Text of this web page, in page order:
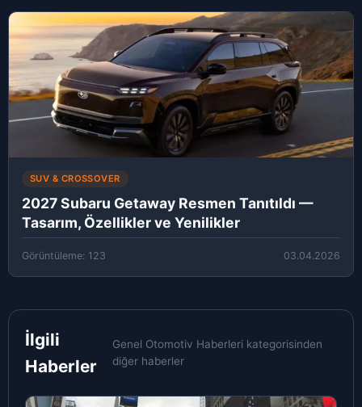
SUV & CROSSOVER
2027 Subaru Getaway Resmen Tanıtıldı —
Tasarım, Özellikler ve Yenilikler
Görüntüleme: 123 03.04.2026
İlgili
Haberler
Genel Otomotiv Haberleri kategorisinden
diğer haberler